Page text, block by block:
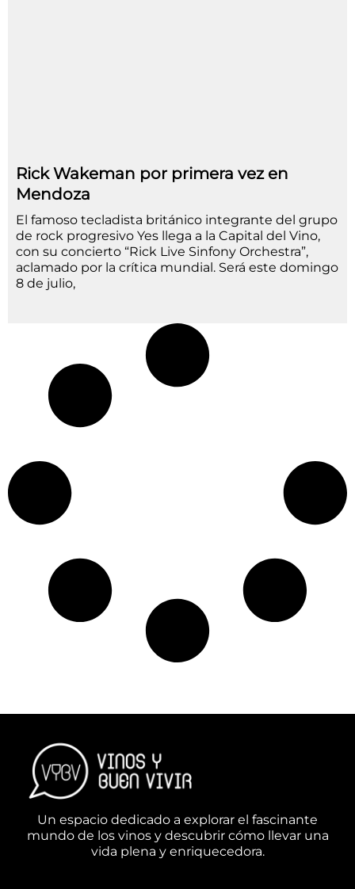
Rick Wakeman por primera vez en
Mendoza
El famoso tecladista británico integrante del grupo
de rock progresivo Yes llega a la Capital del Vino,
con su concierto “Rick Live Sinfony Orchestra”,
aclamado por la crítica mundial. Será este domingo
8 de julio,
Un espacio dedicado a explorar el fascinante
mundo de los vinos y descubrir cómo llevar una
vida plena y enriquecedora.